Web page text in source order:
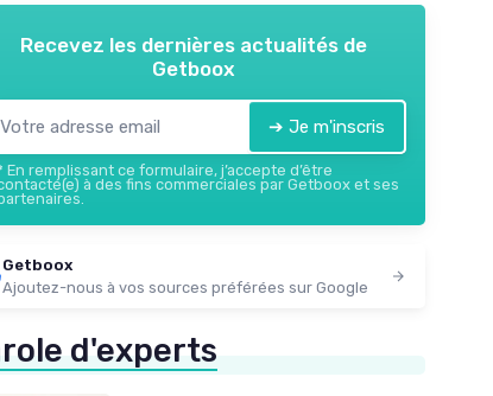
Recevez les dernières actualités de
Getboox
➔ Je m'inscris
En remplissant ce formulaire, j’accepte d’être
à des fins commerciales par Getboox et ses
Getboox
Ajoutez-nous à vos sources préférées sur Google
d'experts